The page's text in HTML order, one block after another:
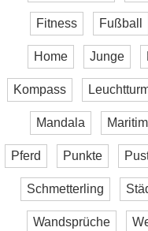
Fitness Fußball
Home Junge
Kompass
Mandala Maritim
Pferd Punkte
Schmetterling
Wandsprüche